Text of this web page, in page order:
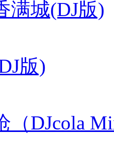
满城(DJ版)
版)
（DJcola